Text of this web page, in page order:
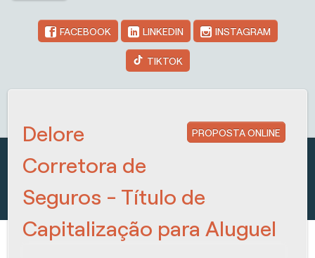
FACEBOOK LINKEDIN INSTAGRAM
TIKTOK
PROPOSTA ONLINE
Delore
Corretora de
Seguros - Título de
Capitalização para Aluguel